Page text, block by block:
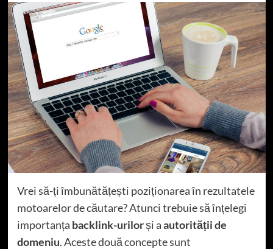
Vrei să-ți îmbunătățești poziționarea în rezultatele
motoarelor de căutare? Atunci trebuie să înțelegi
importanța backlink-urilorși aautorității de
domeniu. Aceste două concepte sunt